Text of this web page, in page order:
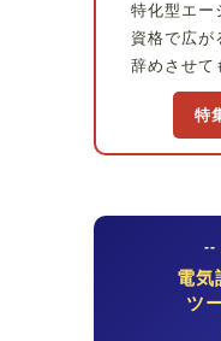
特化型エー
資格で広が
辞めさせて
特
--
電気
ツ